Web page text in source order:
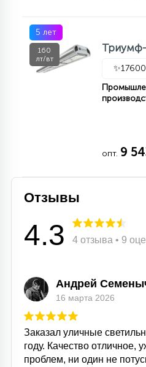
5 лет
160
лт/вт
✨
опт. 9
Отзывы
4.3 4 отзыва • 9
Андрей
16 марта 2026
Заказал уличные
году. Качество отличное,
проблем, ни один не